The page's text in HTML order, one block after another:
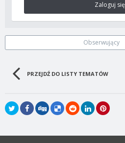
Zaloguj się
Obserwujący
PRZEJDŹ DO LISTY TEMATÓW